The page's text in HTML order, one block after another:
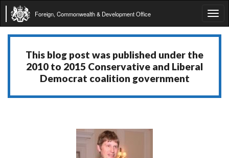
Foreign, Commonwealth & Development Office
This blog post was published under the
2010 to 2015 Conservative and Liberal
Democrat coalition government